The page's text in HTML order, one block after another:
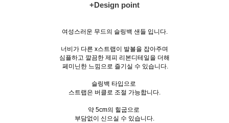
+Design point
여성스러운 무드의 슬링백 샌들 입니다.
너비가 다른 x스트랩이 발볼을 잡아주며
심플하고 깔끔한 제피 리본디테일을 더해
페미닌한 느낌으로 즐기실 수 있습니다.
슬링백 타입으로
스트랩은 버클로 조절 가능합니다.
약 5cm의 힐굽으로
부담없이 신으실 수 있습니다.